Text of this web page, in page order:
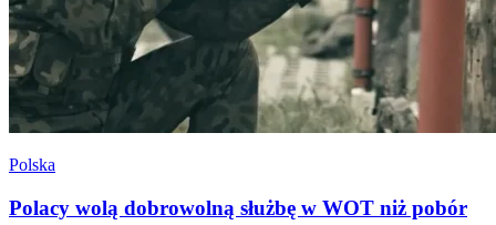
Polska
Polacy wolą dobrowolną służbę w WOT niż pobór